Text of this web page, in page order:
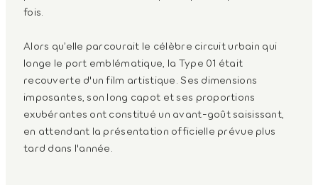
fois.
Alors qu’elle parcourait le célèbre circuit urbain qui
longe le port emblématique, la Type 01 était
recouverte d'un film artistique. Ses dimensions
imposantes, son long capot et ses proportions
exubérantes ont constitué un avant-goût saisissant,
en attendant la présentation officielle prévue plus
tard dans l'année.